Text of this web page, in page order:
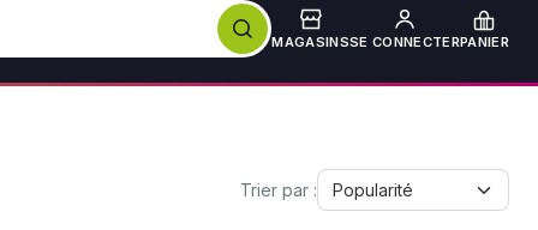
MAGASINSSE CONNECTERPANIER
Trier par :